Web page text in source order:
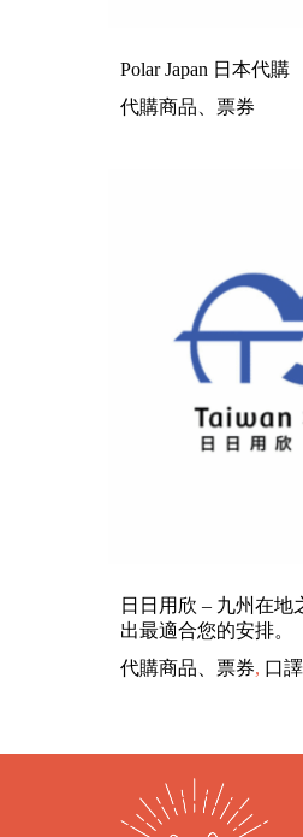
Polar Japan 日本代購
代購商品、票券
日日用欣 – 九州在
出最適合您的安排。
代購商品、票券, 口